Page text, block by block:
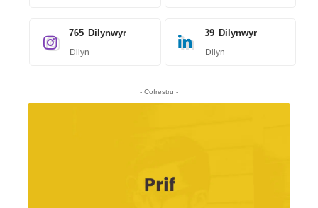
765 Dilynwyr
Dilyn
39 Dilynwyr
Dilyn
- Cofrestru -